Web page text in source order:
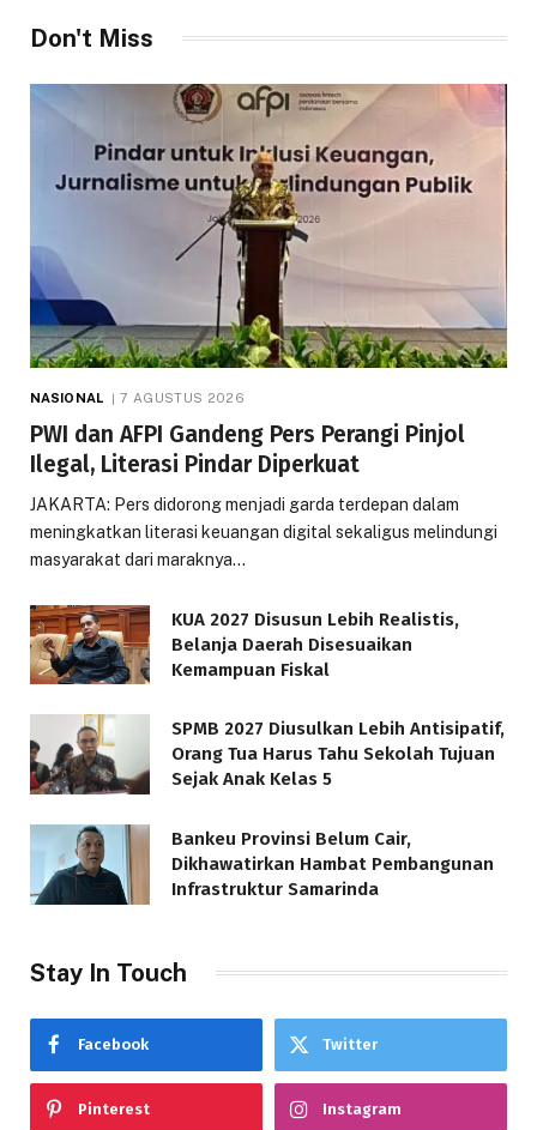
Don't Miss
NASIONAL 7 AGUSTUS 2026
PWI dan AFPI Gandeng Pers Perangi Pinjol
Ilegal, Literasi Pindar Diperkuat
JAKARTA: Pers didorong menjadi garda terdepan dalam
meningkatkan literasi keuangan digital sekaligus melindungi
masyarakat dari maraknya…
KUA 2027 Disusun Lebih Realistis,
Belanja Daerah Disesuaikan
Kemampuan Fiskal
SPMB 2027 Diusulkan Lebih Antisipatif,
Orang Tua Harus Tahu Sekolah Tujuan
Sejak Anak Kelas 5
Bankeu Provinsi Belum Cair,
Dikhawatirkan Hambat Pembangunan
Infrastruktur Samarinda
Stay In Touch
Facebook Twitter
Pinterest Instagram